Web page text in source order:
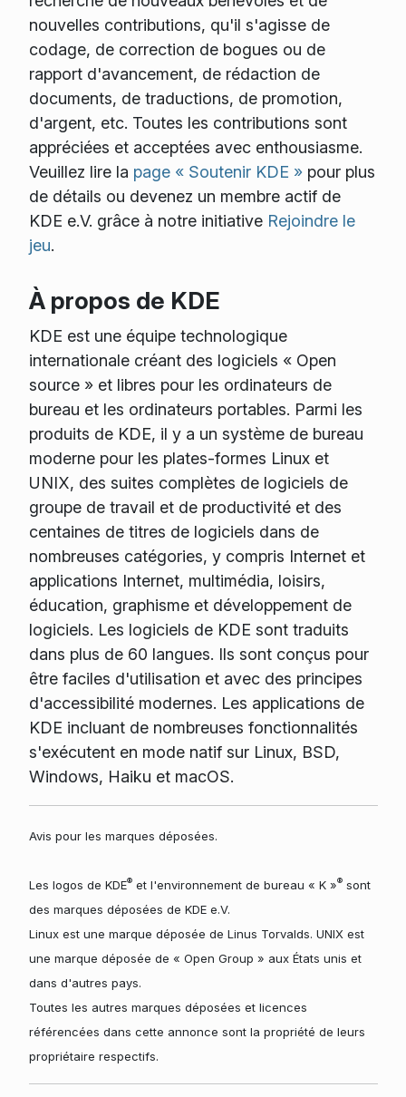
nouvelles contributions, qu'il s'agisse de
codage, de correction de bogues ou de
rapport d'avancement, de rédaction de
documents, de traductions, de promotion,
d'argent, etc. Toutes les contributions sont
appréciées et acceptées avec enthousiasme.
Veuillez lire la page « Soutenir KDE »pour plus
de détails ou devenez un membre actif de
KDE e.V. grâce à notre initiative Rejoindre le
jeu.
À propos de KDE
KDE est une équipe technologique
internationale créant des logiciels « Open
source » et libres pour les ordinateurs de
bureau et les ordinateurs portables. Parmi les
produits de KDE, il y a un système de bureau
moderne pour les plates-formes Linux et
UNIX, des suites complètes de logiciels de
groupe de travail et de productivité et des
centaines de titres de logiciels dans de
nombreuses catégories, y compris Internet et
applications Internet, multimédia, loisirs,
éducation, graphisme et développement de
logiciels. Les logiciels de KDE sont traduits
dans plus de 60 langues. Ils sont conçus pour
être faciles d'utilisation et avec des principes
d'accessibilité modernes. Les applications de
KDE incluant de nombreuses fonctionnalités
s'exécutent en mode natif sur Linux, BSD,
Windows, Haiku et macOS.
Avis pour les marques déposées.
Les logos de KDE®et l'environnement de bureau « K »®sont
des marques déposées de KDE e.V.
Linux est une marque déposée de Linus Torvalds. UNIX est
une marque déposée de « Open Group » aux États unis et
dans d'autres pays.
Toutes les autres marques déposées et licences
référencées dans cette annonce sont la propriété de leurs
propriétaire respectifs.